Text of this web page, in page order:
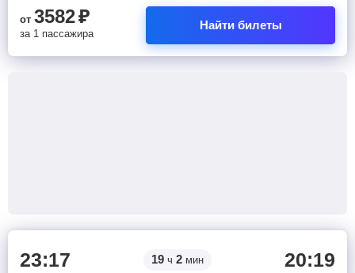
от 3582₽
за 1 пассажира
Найти билеты
23:17 19 ч 2 мин 20:19